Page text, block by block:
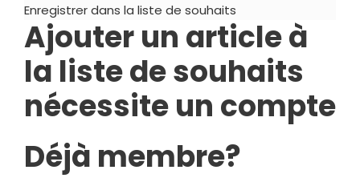
Enregistrer dans la liste de souhaits
Ajouter un article à
la liste de souhaits
nécessite un compte
Déjà membre?